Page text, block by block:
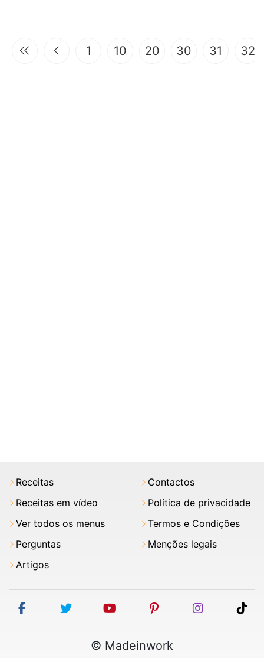
1 10 20 30 31 32
Receitas
Receitas em vídeo
Ver todos os menus
Perguntas
Artigos
Contactos
Política de privacidade
Termos e Condições
Menções legais
facebooktwitter youtubepinterestinstagram
© Madeinwork